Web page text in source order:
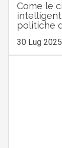
Come le
politiche
30 Lug 2025